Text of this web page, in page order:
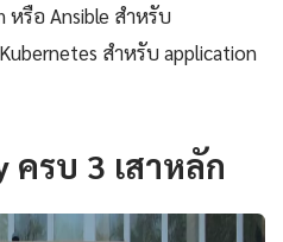
หรือ Ansible สำหรับ
สำหรับ application
ครบ 3 เสาหลัก